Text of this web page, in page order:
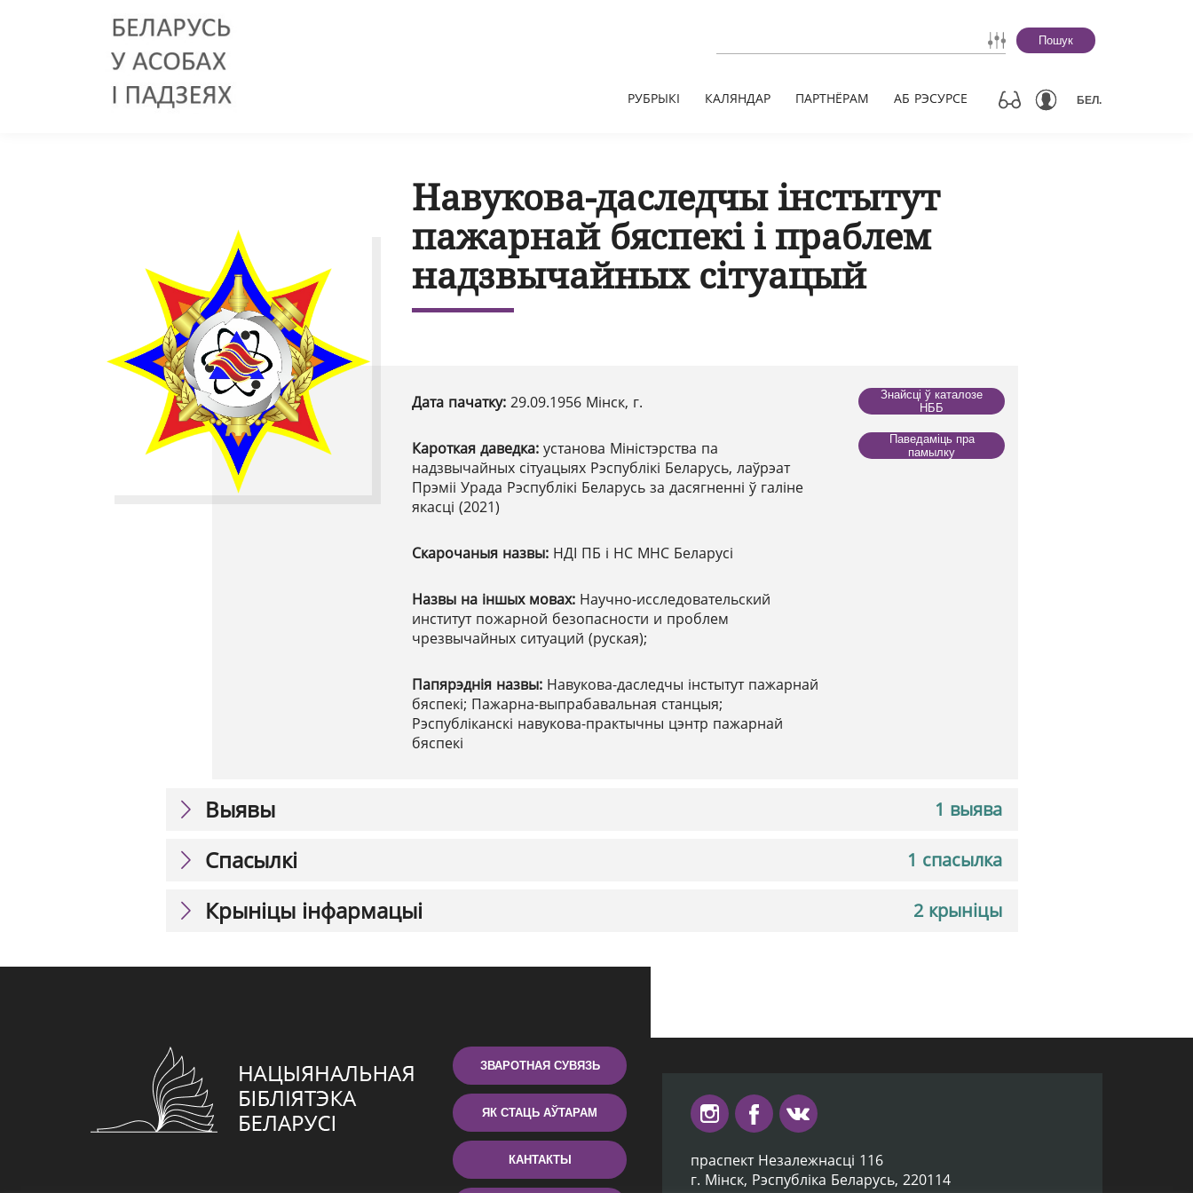
Пошук
РУБРЫКІ КАЛЯНДАР ПАРТНЁРАМ АБ РЭСУРСЕ БЕЛ.
Навукова-даследчы інстытут
пажарнай бяспекі і праблем
надзвычайных сітуацый
Дата пачатку: 29.09.1956 Мінск, г.
Кароткая даведка: установа Міністэрства па
надзвычайных сітуацыях Рэспублікі Беларусь, лаўрэат
Прэміі Урада Рэспублікі Беларусь за дасягненні ў галіне
якасці (2021)
Скарочаныя назвы: НДІ ПБ і НС МНС Беларусі
Назвы на іншых мовах: Научно-исследовательский
институт пожарной безопасности и проблем
чрезвычайных ситуаций (руская);
Папярэднія назвы: Навукова-даследчы інстытут пажарнай
бяспекі; Пажарна-выпрабавальная станцыя;
Рэспубліканскі навукова-практычны цэнтр пажарнай
бяспекі
Знайсці ў каталозе
НББ
Паведаміць пра
памылку
1 выява
Выявы
1 спасылка
Спасылкі
2 крыніцы
Крыніцы інфармацыі
ЗВАРОТНАЯ СУВЯЗЬ
ЯК СТАЦЬ АЎТАРАМ
КАНТАКТЫ
праспект Незалежнасці 116
г. Мiнск, Рэспубліка Беларусь, 220114